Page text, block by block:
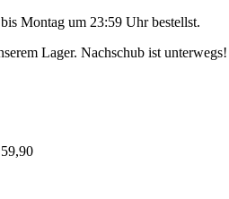
Montag um 23:59 Uhrbestellst.
Lager. Nachschub ist